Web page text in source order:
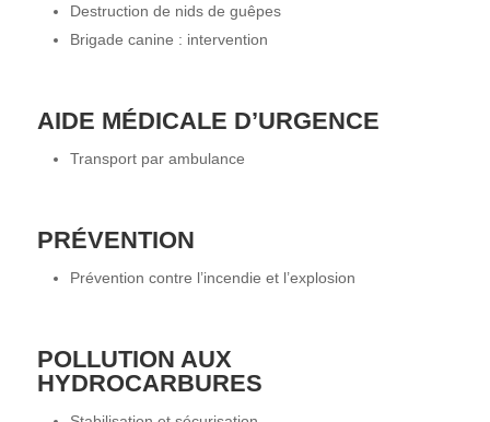
Destruction de nids de guêpes
Brigade canine : intervention
AIDE MÉDICALE D’URGENCE
Transport par ambulance
PRÉVENTION
Prévention contre l’incendie et l’explosion
POLLUTION AUX
HYDROCARBURES